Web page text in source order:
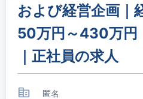
および経営企画｜
50万円～430万円
｜正社員の求人
匿名